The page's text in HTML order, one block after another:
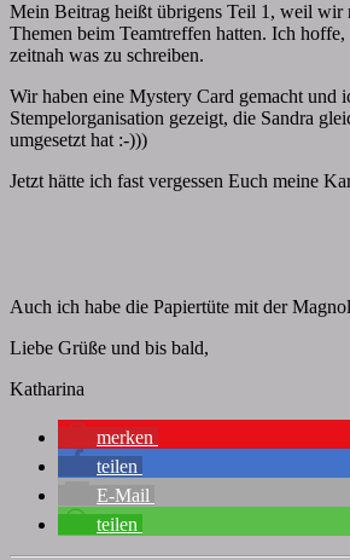
Mein Beitrag heißt übrigens Teil 1, weil wir
Themen beim Teamtreffen hatten. Ich hoffe,
zeitnah was zu schreiben.
Wir haben eine Mystery Card gemacht und
Stempelorganisation gezeigt, die Sandra
umgesetzt hat :-)))
Jetzt hätte ich fast vergessen Euch meine
Auch ich habe die Papiertüte mit der
Liebe Grüße und bis bald,
Katharina
merken
teilen
E-Mail
teilen